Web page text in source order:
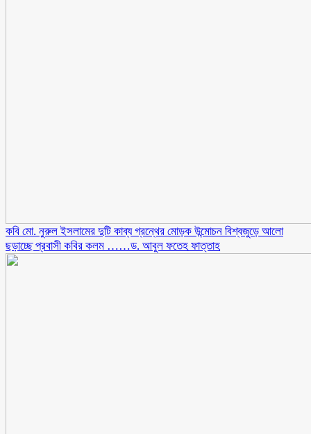
কবি মো. নুরুল ইসলামের দুটি কাব্য গ্রন্থের মোড়ক উন্মোচন বিশ্বজুড়ে আলো
ছড়াচ্ছে প্রবাসী কবির কলম ……ড. আবুল ফতেহ ফাত্তাহ